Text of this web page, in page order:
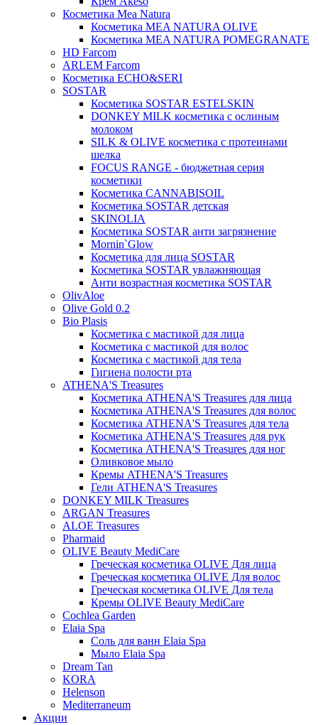
Косметика Mea Natura
Косметика MEA NATURA OLIVE
Косметика MEA NATURA POMEGRANATE
HD Farcom
ARLEM Farcom
Косметика ECHO&SERI
SOSTAR
Косметика SOSTAR ESTELSKIN
DONKEY MILK косметика с ослиным
молоком
SILK & OLIVE косметика с протеинами
шелка
FOCUS RANGE - бюджетная серия
косметики
Косметика CANNABISOIL
Косметика SOSTAR детская
SKINOLIA
Косметика SOSTAR анти загрязнение
Mornin`Glow
Косметика для лица SOSTAR
Косметика SOSTAR увлажняющая
Анти возрастная косметика SOSTAR
OlivAloe
Olive Gold 0.2
Bio Plasis
Косметика с мастикой для лица
Косметика с мастикой для волос
Косметика с мастикой для тела
Гигиена полости рта
ATHENA'S Treasures
Косметика ATHENA'S Treasures для лица
Косметика ATHENA'S Treasures для волос
Косметика ATHENA'S Treasures для тела
Косметика ATHENA'S Treasures для рук
Косметика ATHENA'S Treasures для ног
Оливковое мыло
Кремы ATHENA'S Treasures
Гели ATHENA'S Treasures
DONKEY MILK Treasures
ARGAN Treasures
ALOE Treasures
Pharmaid
OLIVE Beauty MediCare
Греческая косметика OLIVE Для лица
Греческая косметика OLIVE Для волос
Греческая косметика OLIVE Для тела
Кремы OLIVE Beauty MediCare
Cochlea Garden
Elaia Spa
Соль для ванн Elaia Spa
Мыло Elaia Spa
Dream Tan
KORA
Helenson
Mediterraneum
Акции